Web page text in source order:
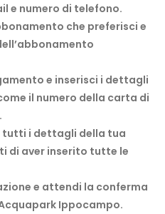
e numero di telefono.
che preferisci e
e inserisci i dettagli
il numero della carta di
i dettagli della tua
di aver inserito tutte le
e attendi la conferma
Ippocampo.